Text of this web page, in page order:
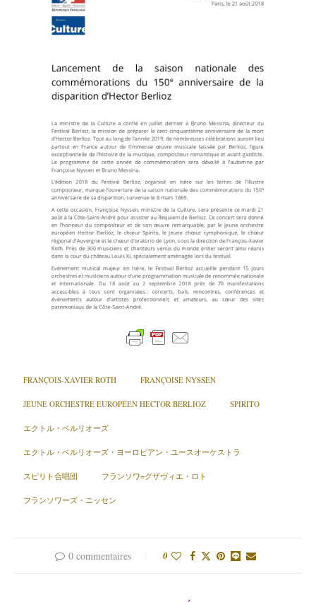
FRANÇOIS-XAVIER ROTH FRANÇOISE NYSSEN
JEUNE ORCHESTRE EUROPÉEN HECTOR BERLIOZ SPIRITO
エクトル・ベルリオーズ
エクトル・ベルリオーズ・ヨーロピアン・ユースオーケストラ
スピリト合唱団 フランソワ=グザヴィエ・ロト
フランソワーズ・ニッセン
0 commentaires 0